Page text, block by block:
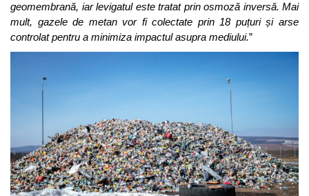
geomembrană, iar levigatul este tratat prin osmoză inversă. Mai
mult, gazele de metan vor fi colectate prin 18 puțuri și arse
controlat pentru a minimiza impactul asupra mediului.”